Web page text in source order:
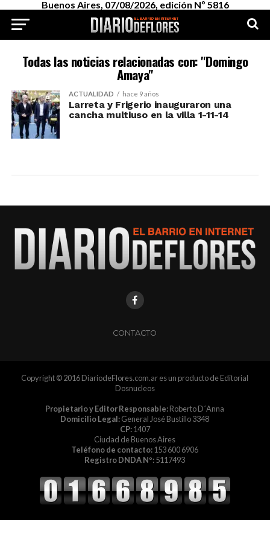
Buenos Aires, 07/08/2026, edición Nº 5816
Todas las noticias relacionadas con: "Domingo
Amaya"
ACTUALIDAD hace 9 años
Larreta y Frigerio inauguraron una
cancha multiuso en la villa 1-11-14
CONTACTO
Copyright © 2016 DiariodeFlores.com.ar es un producto de Editorial
Dosnucleos
Propietario y Editor Responsable:Roberto D´Anna
Domicilio Legal:General José Bustillo 3348
CP:1407
Ciudad de Buenos Aires
Teléfono de contacto:153 600 6906
Registro DNDA Nº:5117493